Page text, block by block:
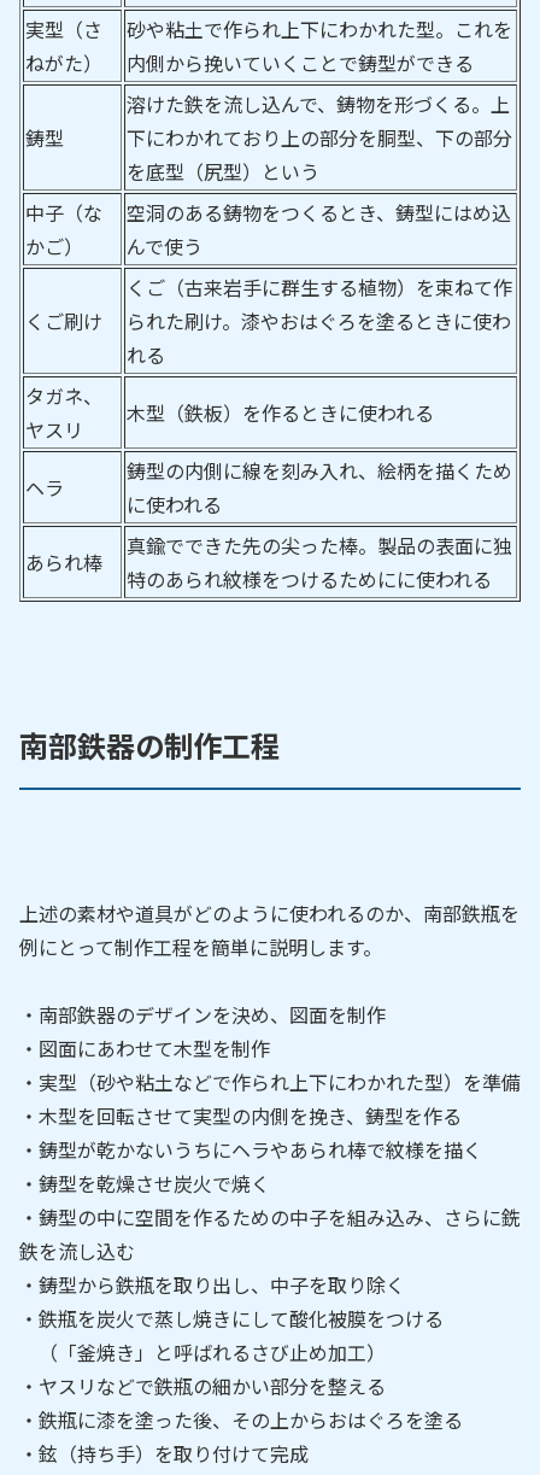
実型（さ
ねがた）
砂や粘土で作られ上下にわかれた型。これを
内側から挽いていくことで鋳型ができる
鋳型
溶けた鉄を流し込んで、鋳物を形づくる。上
下にわかれており上の部分を胴型、下の部分
を底型（尻型）という
中子（な
かご）
空洞のある鋳物をつくるとき、鋳型にはめ込
んで使う
くご刷け
くご（古来岩手に群生する植物）を束ねて作
られた刷け。漆やおはぐろを塗るときに使わ
れる
タガネ、
ヤスリ
木型（鉄板）を作るときに使われる
ヘラ
鋳型の内側に線を刻み入れ、絵柄を描くため
に使われる
あられ棒
真鍮でできた先の尖った棒。製品の表面に独
特のあられ紋様をつけるためにに使われる
南部鉄器の制作工程
上述の素材や道具がどのように使われるのか、南部鉄瓶を
例にとって制作工程を簡単に説明します。
・南部鉄器のデザインを決め、図面を制作
・図面にあわせて木型を制作
・実型（砂や粘土などで作られ上下にわかれた型）を準備
・木型を回転させて実型の内側を挽き、鋳型を作る
・鋳型が乾かないうちにヘラやあられ棒で紋様を描く
・鋳型を乾燥させ炭火で焼く
・鋳型の中に空間を作るための中子を組み込み、さらに銑
鉄を流し込む
・鋳型から鉄瓶を取り出し、中子を取り除く
・鉄瓶を炭火で蒸し焼きにして酸化被膜をつける
（「釜焼き」と呼ばれるさび止め加工）
・ヤスリなどで鉄瓶の細かい部分を整える
・鉄瓶に漆を塗った後、その上からおはぐろを塗る
・鉉（持ち手）を取り付けて完成